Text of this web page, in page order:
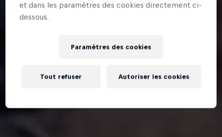
et dans les paramètres des cookies directement ci-
dessous.
Paramètres des cookies
Tout refuser Autoriser les cookies